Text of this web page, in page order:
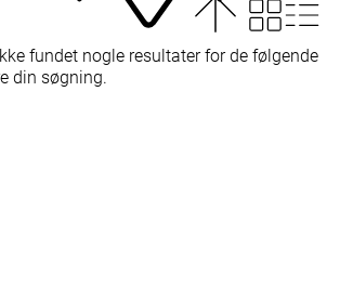
fundet nogle resultater for de følgende
din søgning.